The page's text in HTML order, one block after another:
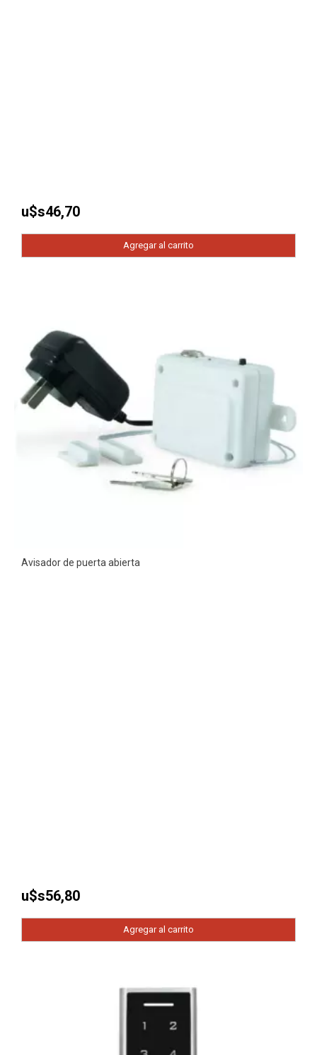
u$s46,70
Agregar al carrito
Avisador de puerta abierta
u$s56,80
Agregar al carrito